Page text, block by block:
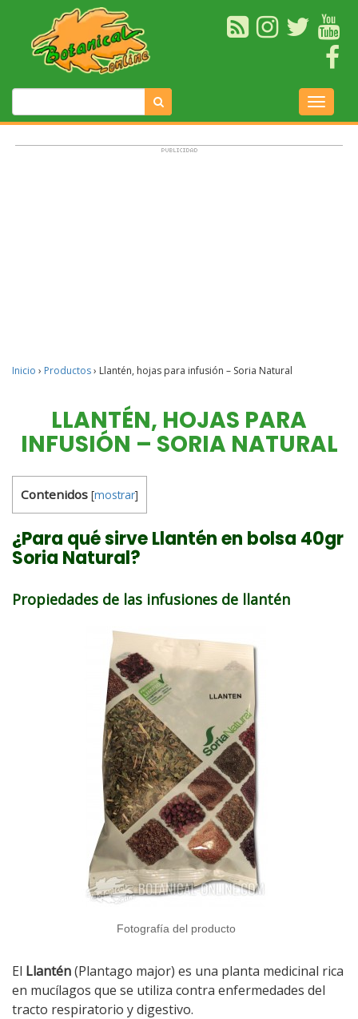
Inicio › Productos› Llantén, hojas para infusión – Soria Natural
LLANTÉN, HOJAS PARA
INFUSIÓN – SORIA NATURAL
Contenidos [mostrar]
¿Para qué sirve Llantén en bolsa 40gr
Soria Natural?
Propiedades de las infusiones de llantén
Fotografía del producto
El Llantén(Plantago major) es una planta medicinal rica
en mucílagos que se utiliza contra enfermedades del
tracto respiratorio y digestivo.